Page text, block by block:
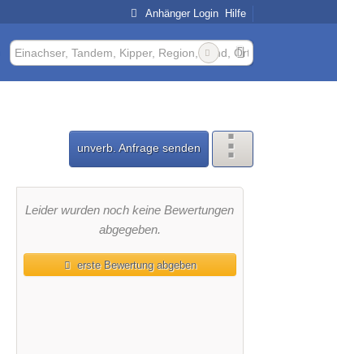
Anhänger Login Hilfe
unverb. Anfrage senden
Leider wurden noch keine Bewertungen
abgegeben.
erste Bewertung abgeben